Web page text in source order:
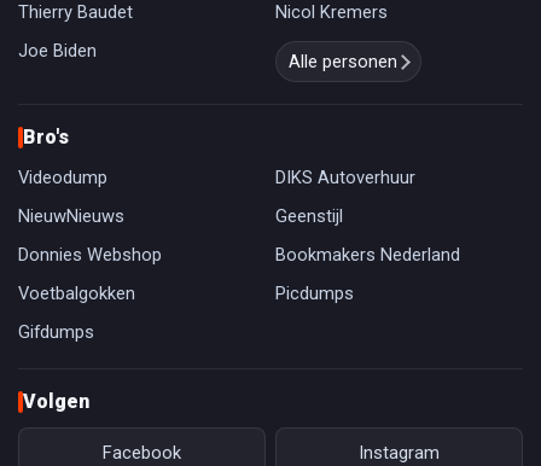
Thierry Baudet
Nicol Kremers
Joe Biden
Alle personen
Bro's
Videodump
DIKS Autoverhuur
NieuwNieuws
Geenstijl
Donnies Webshop
Bookmakers Nederland
Voetbalgokken
Picdumps
Gifdumps
Volgen
Facebook Instagram